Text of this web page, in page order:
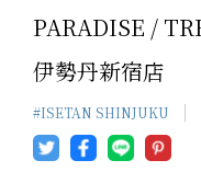
PARADISE /
伊勢丹新宿店
#ISETAN SHINJUKU